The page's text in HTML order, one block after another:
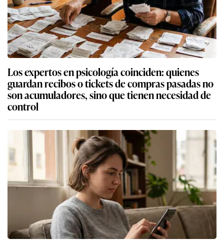
Los expertos en psicología coinciden: quienes
guardan recibos o tickets de compras pasadas no
son acumuladores, sino que tienen necesidad de
control